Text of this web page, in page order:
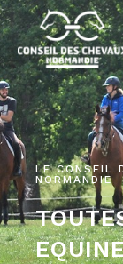
LE CONSEIL
NORMANDIE